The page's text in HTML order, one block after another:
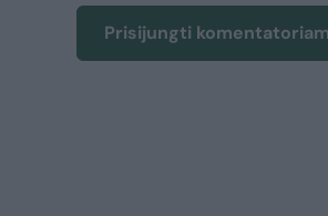
Prisijungti